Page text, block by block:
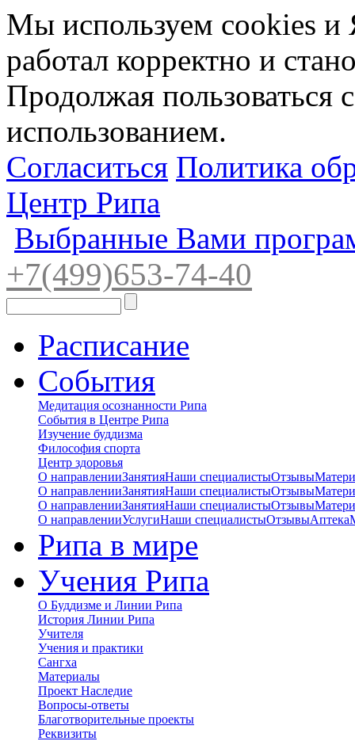
Мы используем cookies и
работал корректно и
Продолжая пользоваться
использованием.
Согласиться Политика
Центр Рипа
Выбранные Вами
+7(499)653-74-40
Расписание
События
Медитация осознанности Рипа
События в Центре Рипа
Изучение буддизма
Философия спорта
Центр здоровья
О направленииЗанятияНаши специалистыОтзывы
О направленииЗанятияНаши специалистыОтзывы
О направленииЗанятияНаши специалистыОтзывы
О направленииУслугиНаши специалистыОтзывыАптека
Рипа в мире
Учения Рипа
О Буддизме и Линии Рипа
История Линии Рипа
Учителя
Учения и практики
Сангха
Материалы
Проект Наследие
Вопросы-ответы
Благотворительные проекты
Реквизиты